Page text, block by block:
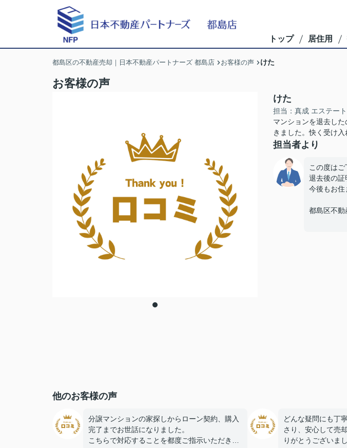
トップ 居住用
都島区の不動産売却｜日本不動産パートナーズ 都島店 お客様の声 けた
お客様の声
けた
担当：真成 エステート
マンションを退去し
きました。快く受け
担当者より
この度は
退去後の証
今後もお住
都島区不動
他のお客様の声
分譲マンションの家探しからローン契約、購入
完了までお世話になりました。
こちらで対応することを都度ご指示いただき、
どんな疑問にも丁
さり、安心して売
りがとうございまし